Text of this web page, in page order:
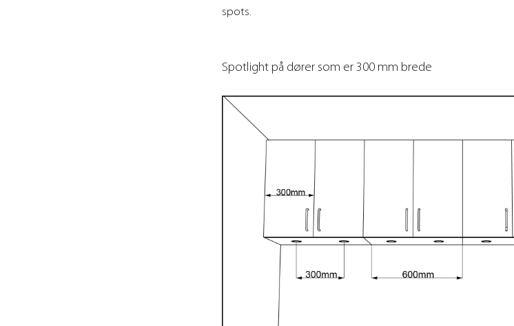
spots.
Spotlight på dører som er 300 mm brede